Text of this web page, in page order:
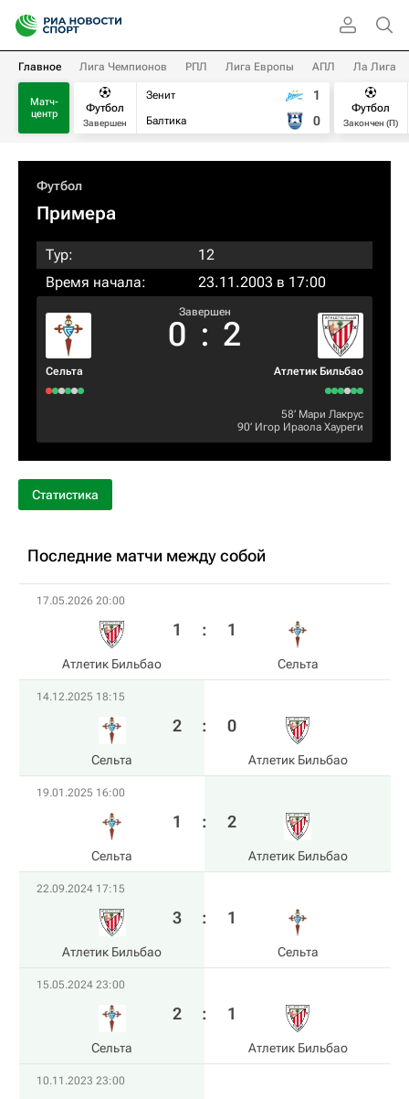
Главное Лига Чемпионов РПЛ Лига Европы АПЛ Ла Лига
Матч-
центр
Футбол
Завершен
Зенит
Балтика
1
0
Футбол
Закончен (П)
Футбол
Примера
Тур:
12
Время начала:
23.11.2003 в 17:00
Сельта
Завершен
0 : 2
Атлетик Бильбао
58‎’‎ Мари Лакрус
90‎’‎ Игор Ираола Хауреги
Статистика
Последние матчи между собой
17.05.2026 20:00
Атлетик Бильбао
1 : 1
Сельта
14.12.2025 18:15
Сельта
2 : 0
Атлетик Бильбао
19.01.2025 16:00
Сельта
1 : 2
Атлетик Бильбао
22.09.2024 17:15
Атлетик Бильбао
3 : 1
Сельта
15.05.2024 23:00
Сельта
2 : 1
Атлетик Бильбао
10.11.2023 23:00